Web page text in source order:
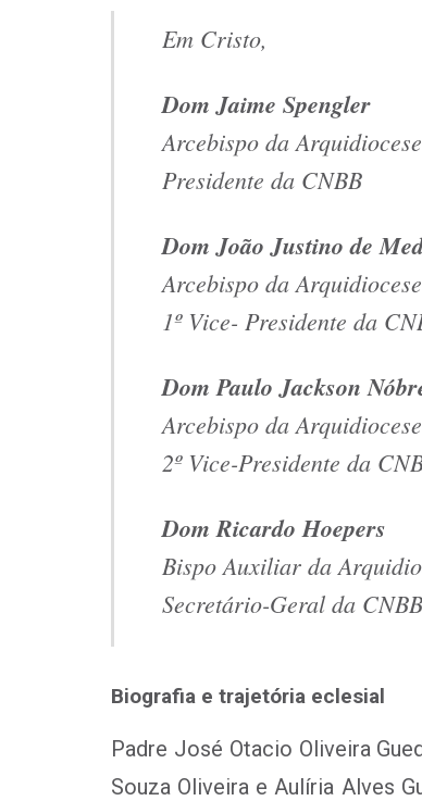
Em Cristo,
Dom Jaime Spengler
Arcebispo da
Presidente da CNBB
Dom João Justino de
Arcebispo da
1º Vice- Presidente da
Dom Paulo Jackson
Arcebispo da
2º Vice-Presidente da
Dom Ricardo Hoepers
Bispo Auxiliar da
Secretário-Geral da CNBB
Biografia e trajetória eclesial
Padre José Otacio Oliveira
Souza Oliveira e Aulíria Alves